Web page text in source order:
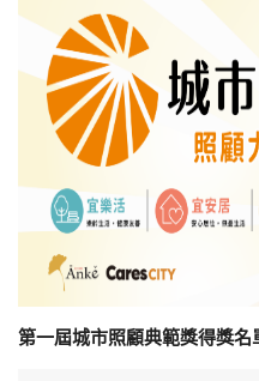
第一屆城市照顧典範獎得獎